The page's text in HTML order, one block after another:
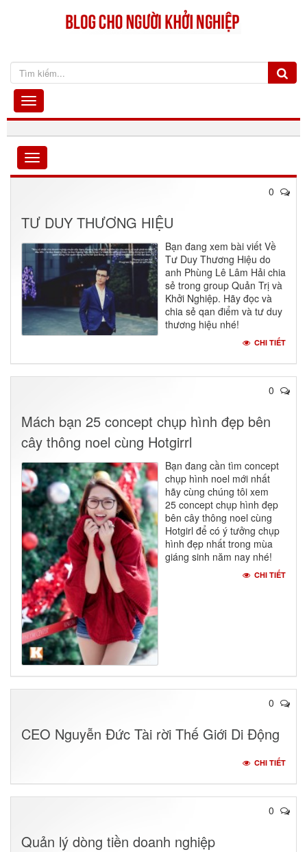
0
TƯ DUY THƯƠNG HIỆU
Bạn đang xem bài viết Về
Tư Duy Thương Hiệu do
anh Phùng Lê Lâm Hải chia
sẻ trong group Quản Trị và
Khởi Nghiệp. Hãy đọc và
chia sẻ qan điểm và tư duy
thương hiệu nhé!
CHI TIẾT
0
Mách bạn 25 concept chụp hình đẹp bên
cây thông noel cùng Hotgirrl
Bạn đang cần tìm concept
chụp hình noel mới nhất
hãy cùng chúng tôi xem
25 concept chụp hình đẹp
bên cây thông noel cùng
Hotgirl để có ý tưởng chụp
hình đẹp nhất trong mùa
giáng sinh năm nay nhé!
CHI TIẾT
0
CEO Nguyễn Đức Tài rời Thế Giới Di Động
CHI TIẾT
0
Quản lý dòng tiền doanh nghiệp